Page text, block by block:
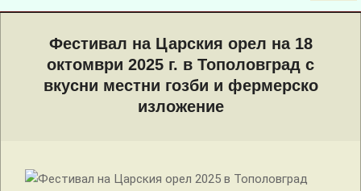
NavigationФестивал на Царския орел на 18
октомври 2025 г. в Тополовград с
вкусни местни гозби и фермерско
изложение